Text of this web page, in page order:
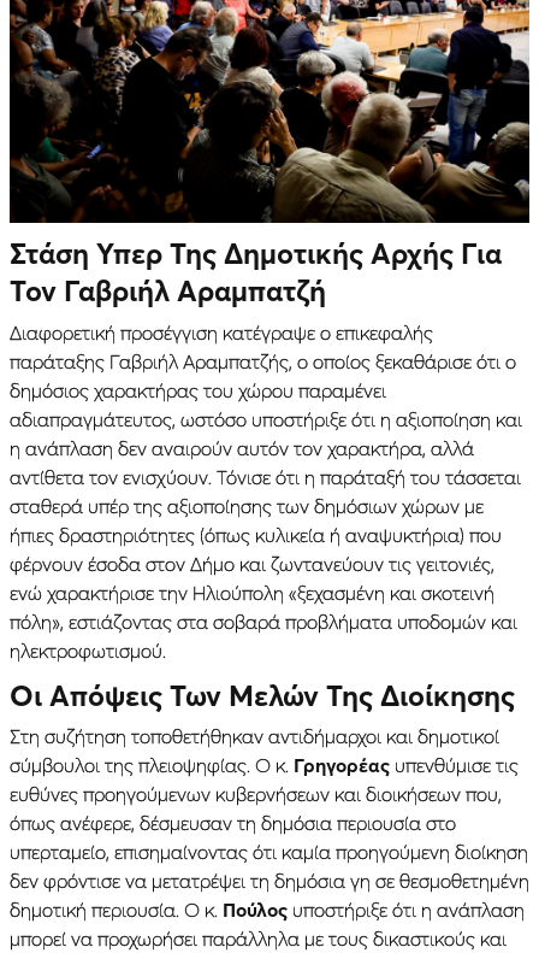
Στάση Υπερ Της Δημοτικής Αρχής Για
Τον Γαβριήλ Αραμπατζή
Διαφορετική προσέγγιση κατέγραψε ο επικεφαλής
παράταξης Γαβριήλ Αραμπατζής, ο οποίος ξεκαθάρισε ότι ο
δημόσιος χαρακτήρας του χώρου παραμένει
αδιαπραγμάτευτος, ωστόσο υποστήριξε ότι η αξιοποίηση και
η ανάπλαση δεν αναιρούν αυτόν τον χαρακτήρα, αλλά
αντίθετα τον ενισχύουν. Τόνισε ότι η παράταξή του τάσσεται
σταθερά υπέρ της αξιοποίησης των δημόσιων χώρων με
ήπιες δραστηριότητες (όπως κυλικεία ή αναψυκτήρια) που
φέρνουν έσοδα στον Δήμο και ζωντανεύουν τις γειτονιές,
ενώ χαρακτήρισε την Ηλιούπολη «ξεχασμένη και σκοτεινή
πόλη», εστιάζοντας στα σοβαρά προβλήματα υποδομών και
ηλεκτροφωτισμού.
Οι Απόψεις Των Μελών Της Διοίκησης
Στη συζήτηση τοποθετήθηκαν αντιδήμαρχοι και δημοτικοί
σύμβουλοι της πλειοψηφίας. Ο κ. Γρηγορέας υπενθύμισε τις
ευθύνες προηγούμενων κυβερνήσεων και διοικήσεων που,
όπως ανέφερε, δέσμευσαν τη δημόσια περιουσία στο
υπερταμείο, επισημαίνοντας ότι καμία προηγούμενη διοίκηση
δεν φρόντισε να μετατρέψει τη δημόσια γη σε θεσμοθετημένη
δημοτική περιουσία. Ο κ. Πούλος υποστήριξε ότι η ανάπλαση
μπορεί να προχωρήσει παράλληλα με τους δικαστικούς και